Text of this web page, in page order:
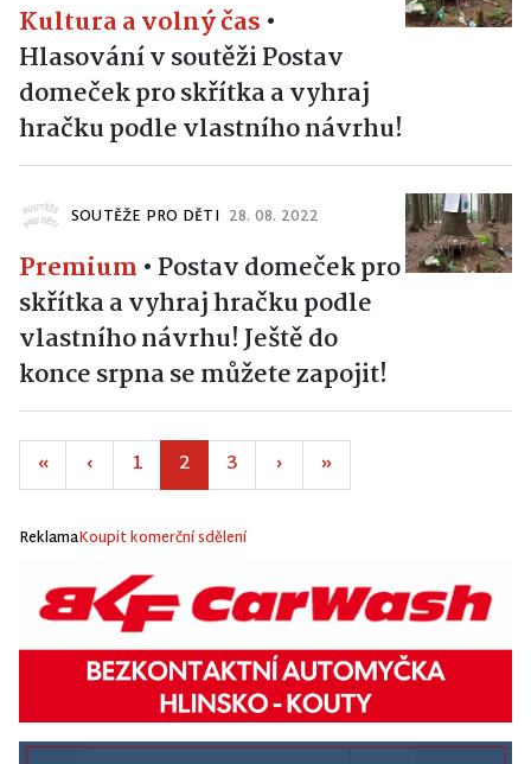
Kultura a volný čas •
Hlasování v soutěži Postav
domeček pro skřítka a vyhraj
hračku podle vlastního návrhu!
SOUTĚŽE PRO DĚTI 28. 08. 2022
Premium • Postav domeček pro
skřítka a vyhraj hračku podle
vlastního návrhu! Ještě do
konce srpna se můžete zapojit!
« ‹ 1 2 3 › »
ReklamaKoupit komerční sdělení